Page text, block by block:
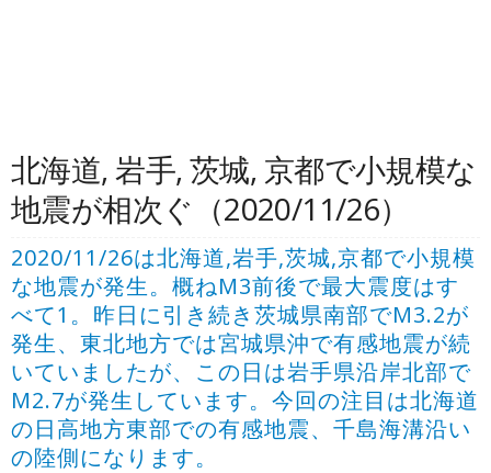
北海道, 岩手, 茨城, 京都で小規模な
地震が相次ぐ（2020/11/26）
2020/11/26は北海道,岩手,茨城,京都で小規模
な地震が発生。概ねM3前後で最大震度はす
べて1。昨日に引き続き茨城県南部でM3.2が
発生、東北地方では宮城県沖で有感地震が続
いていましたが、この日は岩手県沿岸北部で
M2.7が発生しています。今回の注目は北海道
の日高地方東部での有感地震、千島海溝沿い
の陸側になります。